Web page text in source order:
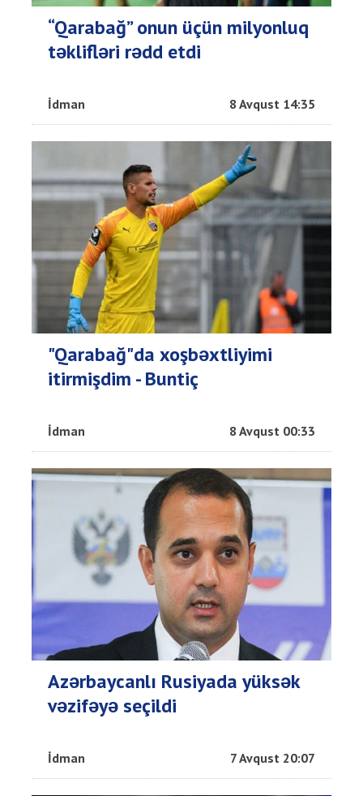
“Qarabağ” onun üçün milyonluq
təklifləri rədd etdi
İdman 8 Avqust 14:35
"Qarabağ"da xoşbəxtliyimi
itirmişdim - Buntiç
İdman 8 Avqust 00:33
Azərbaycanlı Rusiyada yüksək
vəzifəyə seçildi
İdman 7 Avqust 20:07